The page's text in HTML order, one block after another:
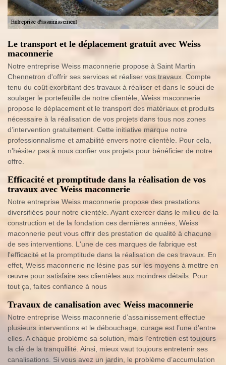
Le transport et le déplacement gratuit avec Weiss
maconnerie
Notre entreprise Weiss maconnerie propose à Saint Martin
Chennetron d'offrir ses services et réaliser vos travaux. Compte
tenu du coût exorbitant des travaux à réaliser et dans le souci de
soulager le portefeuille de notre clientèle, Weiss maconnerie
propose le déplacement et le transport des matériaux et produits
nécessaire à la réalisation de vos projets dans tous nos zones
d’intervention gratuitement. Cette initiative marque notre
professionnalisme et amabilité envers notre clientèle. Pour cela,
n’hésitez pas à nous confier vos projets pour bénéficier de notre
offre.
Efficacité et promptitude dans la réalisation de vos
travaux avec Weiss maconnerie
Notre entreprise Weiss maconnerie propose des prestations
diversifiées pour notre clientèle. Ayant exercer dans le milieu de la
construction et de la fondation ces dernières années, Weiss
maconnerie peut vous offrir des prestation de qualité à chacune
de ses interventions. L'une de ces marques de fabrique est
l'efficacité et la promptitude dans la réalisation de ces travaux. En
effet, Weiss maconnerie ne lésine pas sur les moyens à mettre en
œuvre pour satisfaire ses clientèles aux moindres détails. Pour
tout ça, faites confiance à nous
Travaux de canalisation avec Weiss maconnerie
Notre entreprise Weiss maconnerie d’assainissement effectue
plusieurs interventions et le débouchage, curage est l’une d’entre
elles. A chaque problème sa solution, mais l’entretien est toujours
la clé de la tranquillité. Ainsi, mieux vaut toujours entretenir ses
canalisations. Si vous avez un jardin, le problème d’accumulation